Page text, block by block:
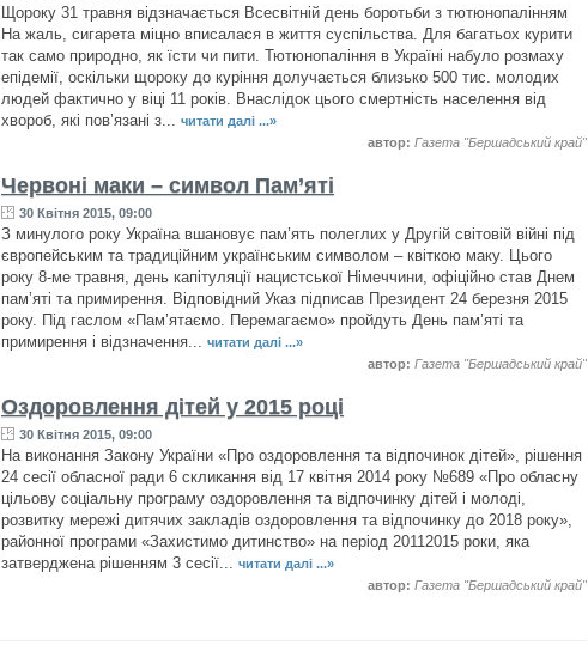
Щороку 31 травня відзначається Всесвітній день боротьби з тютюнопалінням
На жаль, сигарета міцно вписалася в життя суспільства. Для багатьох курити
так само природно, як їсти чи пити. Тютюнопаління в Україні набуло розмаху
епідемії, оскільки щороку до куріння долучається близько 500 тис. молодих
людей фактично у віці 11 років. Внаслідок цього смертність населення від
хвороб, які пов’язані з...
читати далі ...»
автор: Газета "Бершадський край"
Червоні маки – символ Пам’яті
30 Квітня 2015, 09:00
З минулого року Україна вшановує пам’ять полеглих у Другій світовій війні під
європейським та традиційним українським символом – квіткою маку. Цього
року 8-ме травня, день капітуляції нацистської Німеччини, офіційно став Днем
пам’яті та примирення. Відповідний Указ підписав Президент 24 березня 2015
року. Під гаслом «Пам’ятаємо. Перемагаємо» пройдуть День пам’яті та
примирення і відзначення...
читати далі ...»
автор: Газета "Бершадський край"
Оздоровлення дітей у 2015 році
30 Квітня 2015, 09:00
На виконання Закону України «Про оздоровлення та відпочинок дітей», рішення
24 сесії обласної ради 6 скликання від 17 квітня 2014 року №689 «Про обласну
цільову соціальну програму оздоровлення та відпочинку дітей і молоді,
розвитку мережі дитячих закладів оздоровлення та відпочинку до 2018 року»,
районної програми «Захистимо дитинство» на період 20112015 роки, яка
затверджена рішенням 3 сесії...
читати далі ...»
автор: Газета "Бершадський край"